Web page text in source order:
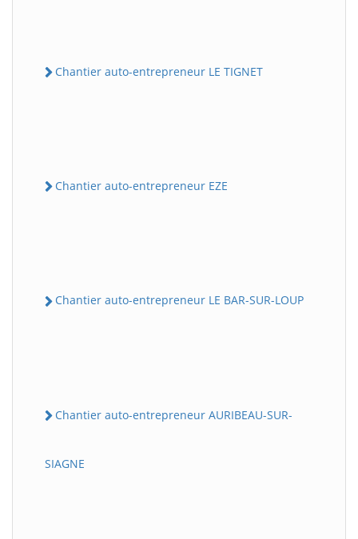
Chantier auto-entrepreneur LE TIGNET
Chantier auto-entrepreneur EZE
Chantier auto-entrepreneur LE BAR-SUR-LOUP
Chantier auto-entrepreneur AURIBEAU-SUR-
SIAGNE